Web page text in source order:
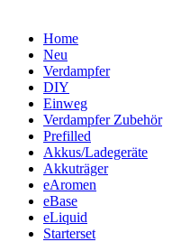
Home
Neu
Verdampfer
DIY
Einweg
Verdampfer Zubehör
Prefilled
Akkus/Ladegeräte
Akkuträger
eAromen
eBase
eLiquid
Starterset